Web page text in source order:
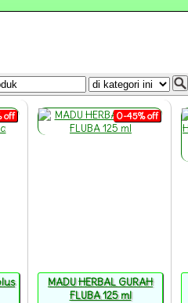
off 0-45% off
MADU HERBAL GURAH
FLUBA 125 ml